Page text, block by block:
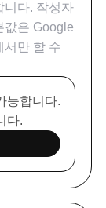
니다. 작성자
값은 Google
서만 할 수
능합니다.
다.